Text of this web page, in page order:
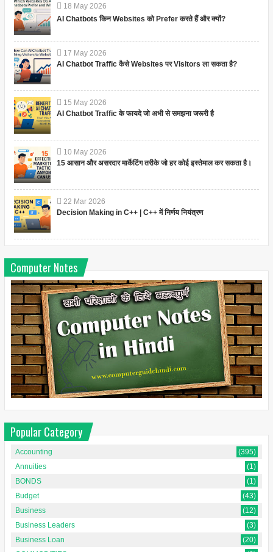
18 May 2026
AI Chatbots किन Websites को Prefer करते हैं और क्यों?
17 May 2026
AI Chatbot Traffic कैसे Websites पर Visitors ला सकता है?
15 May 2026
AI Chatbot Traffic के फायदे जो अभी से समझना जरूरी है
10 May 2026
15 आसान और असरदार मार्केटिंग तरीके जो हर कोई इस्तेमाल कर सकता है।
22 Mar 2026
Decision Making in C++ | C++ में निर्णय नियंत्रण
Computer Notes
Popular Category
Accounting
(395)
Annuities
(1)
BONDS
(1)
Budget
(43)
Business
(12)
Business Leaders
(3)
Business Loan
(20)